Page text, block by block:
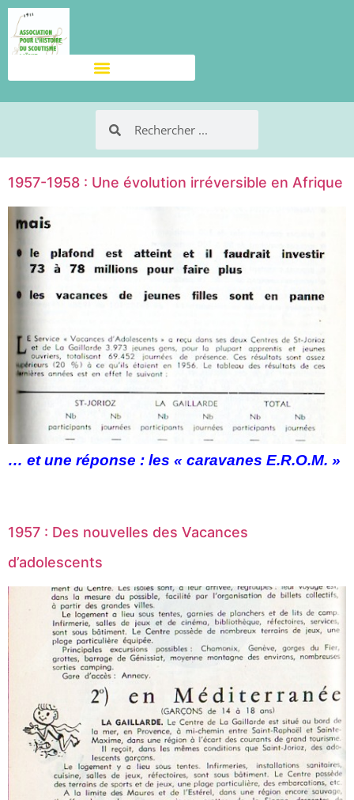
1957-1958 : Une évolution irréversible en Afrique
… et une réponse : les « caravanes E.R.O.M. »
1957 : Des nouvelles des Vacances
d’adolescents